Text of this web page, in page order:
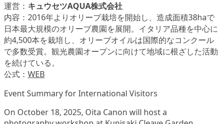
運営： キュウセツAQUA株式会社
内容：2016年よりオリーブ栽培を開始し、造成面積38haで
日本最大規模のオリーブ農園を展開。イタリア品種を中心に
約4,500本を栽培し、オリーブオイルは国際的なコンクール
で多数受賞。観光農園オープンに向けて地域に根ざした活動
を続けている。
公式： WEB
Event Summary for International Visitors
On October 18, 2025, Oita Canon will host a